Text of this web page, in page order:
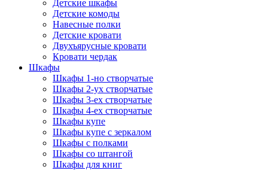
Детские шкафы
Детские комоды
Навесные полки
Детские кровати
Двухъярусные кровати
Кровати чердак
Шкафы
Шкафы 1-но створчатые
Шкафы 2-ух створчатые
Шкафы 3-ех створчатые
Шкафы 4-ех створчатые
Шкафы купе
Шкафы купе с зеркалом
Шкафы с полками
Шкафы со штангой
Шкафы для книг